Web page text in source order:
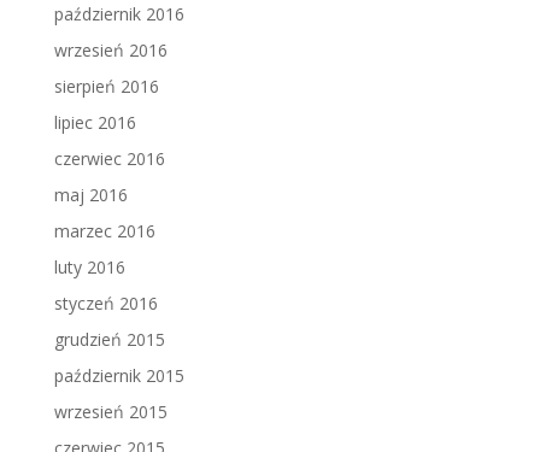
październik 2016
wrzesień 2016
sierpień 2016
lipiec 2016
czerwiec 2016
maj 2016
marzec 2016
luty 2016
styczeń 2016
grudzień 2015
październik 2015
wrzesień 2015